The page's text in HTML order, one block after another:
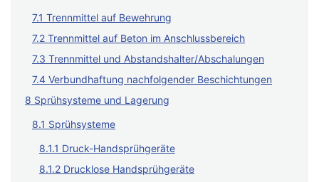
7.1 Trennmittel auf Bewehrung
7.2 Trennmittel auf Beton im Anschlussbereich
7.3 Trennmittel und Abstandshalter/Abschalungen
7.4 Verbundhaftung nachfolgender Beschichtungen
8 Sprühsysteme und Lagerung
8.1 Sprühsysteme
8.1.1 Druck-Handsprühgeräte
8.1.2 Drucklose Handsprühgeräte